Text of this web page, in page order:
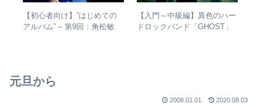
【初心者向け】”はじめての
アルバム” – 第9回：角松敏
【入門～中級編】異色のハー
ドロックバンド「GHOST」
元旦から
2008.01.01 2020.08.03